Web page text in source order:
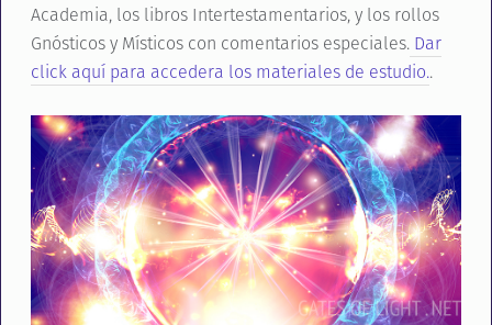
Academia, los libros Intertestamentarios, y los rollos
Gnósticos y Místicos con comentarios especiales.Dar
click aquí para accedera los materiales de estudio..